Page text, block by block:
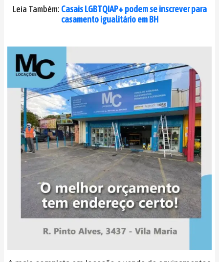
Leia Também: Casais LGBTQIAP+ podem se inscrever para
casamento igualitário em BH